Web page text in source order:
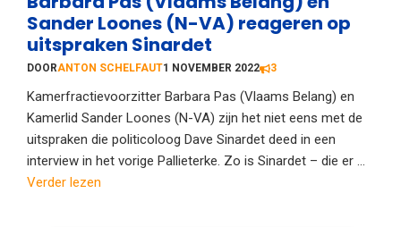
Sander Loones (N-VA) reageren op
uitspraken Sinardet
DOORANTON SCHELFAUT1 NOVEMBER 2022 3
Kamerfractievoorzitter Barbara Pas (Vlaams Belang) en
Kamerlid Sander Loones (N-VA) zijn het niet eens met de
uitspraken die politicoloog Dave Sinardet deed in een
interview in het vorige Pallieterke. Zo is Sinardet – die er ...
Verder lezen